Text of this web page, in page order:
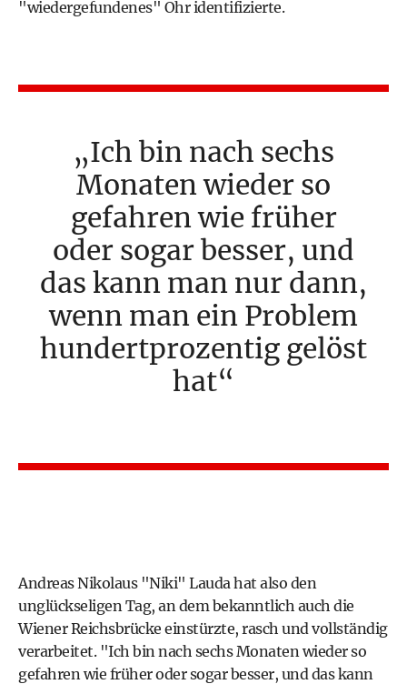
"wiedergefundenes" Ohr identifizierte.
Ich bin nach sechs
Monaten wieder so
gefahren wie früher
oder sogar besser, und
das kann man nur dann,
wenn man ein Problem
hundertprozentig gelöst
hat
Andreas Nikolaus "Niki" Lauda hat also den
unglückseligen Tag, an dem bekanntlich auch die
Wiener Reichsbrücke einstürzte, rasch und vollständig
verarbeitet. "Ich bin nach sechs Monaten wieder so
gefahren wie früher oder sogar besser, und das kann